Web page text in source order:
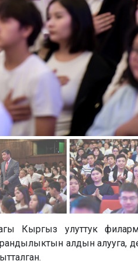
Кыргыз улуттук
алдын алууга,